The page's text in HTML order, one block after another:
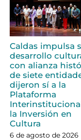
Caldas impulsa
desarrollo
con alianza
de siete
dijeron sí a la
Plataforma
la Inversión en
Cultura
6 de agosto de 2026